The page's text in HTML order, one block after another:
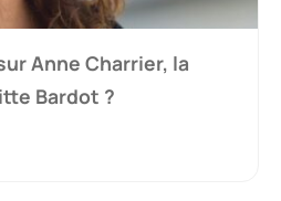
Anne Charrier, la
Bardot ?